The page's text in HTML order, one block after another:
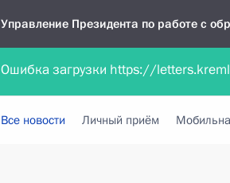
Управление Президента по работе с
Обратиться в форме электронного
Все новости Личный приём
Ошибка загрузки https://